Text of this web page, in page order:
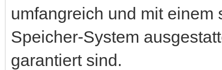
umfangreich und mit
Speicher-System
garantiert sind.